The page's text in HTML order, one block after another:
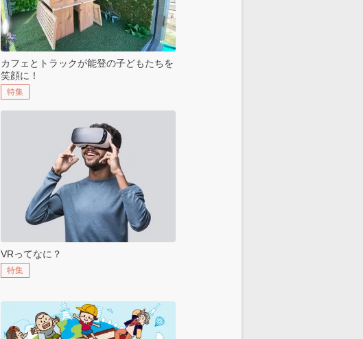
カフェとトラックが能登の子どもたちを
笑顔に！
特集
VRってなに？
特集